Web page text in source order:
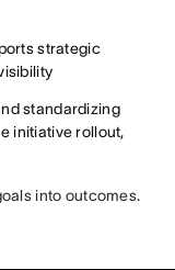
strategic
standardizing
initiative rollout,
into outcomes.